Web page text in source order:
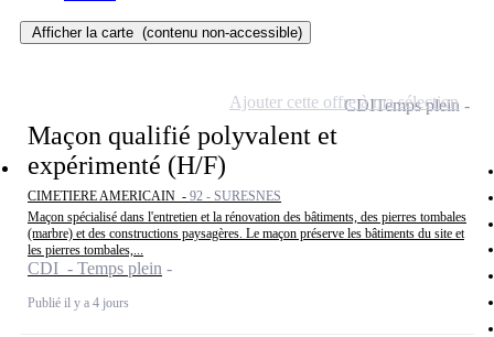
Afficher la carte (contenu non-accessible)
Maçon qualifié polyvalent et
expérimenté (H/F)
CIMETIERE AMERICAIN - 92 - SURESNES
Maçon spécialisé dans l'entretien et la rénovation des bâtiments, des pierres tombales
(marbre) et des constructions paysagères. Le maçon préserve les bâtiments du site et
les pierres tombales,...
CDI - Temps plein
Publié il y a 4 jours
CDITemps plein
Ajouter cette offre à ma sélection